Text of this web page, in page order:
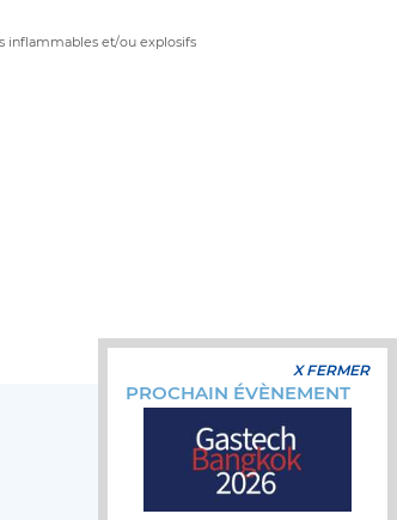
inflammables et/ou explosifs
X FERMER
PROCHAIN ÉVÈNEMENT